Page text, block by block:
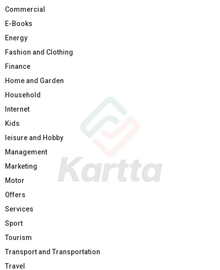
Commercial
E-Books
Energy
Fashion and Clothing
Finance
Home and Garden
Household
Internet
Kids
leisure and Hobby
Management
Marketing
Motor
Offers
Services
Sport
Tourism
Transport and Transportation
Travel